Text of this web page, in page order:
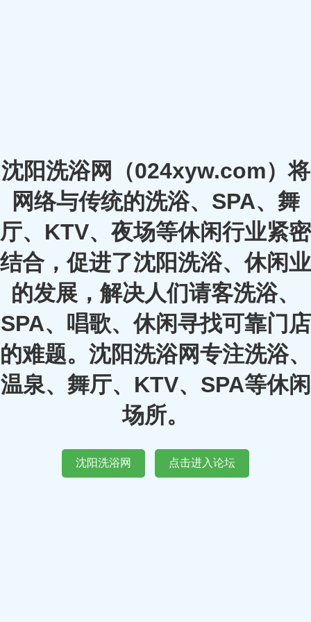
沈阳洗浴网（024xyw.com）将
网络与传统的洗浴、SPA、舞
厅、KTV、夜场等休闲行业紧密
结合，促进了沈阳洗浴、休闲业
的发展，解决人们请客洗浴、
SPA、唱歌、休闲寻找可靠门店
的难题。沈阳洗浴网专注洗浴、
温泉、舞厅、KTV、SPA等休闲
场所。
沈阳洗浴网 点击进入论坛